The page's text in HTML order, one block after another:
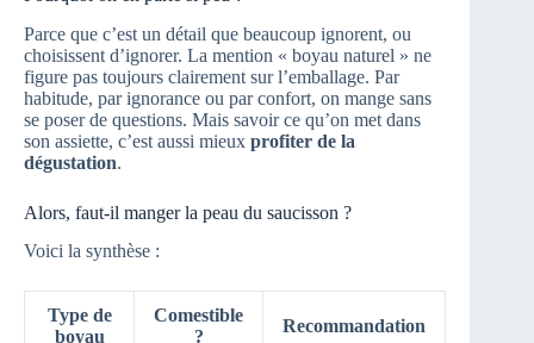
Parce que c’est un détail que beaucoup ignorent, ou
choisissent d’ignorer. La mention « boyau naturel » ne
figure pas toujours clairement sur l’emballage. Par
habitude, par ignorance ou par confort, on mange sans
se poser de questions. Mais savoir ce qu’on met dans
son assiette, c’est aussi mieux profiter de la
dégustation.
Alors, faut-il manger la peau du saucisson ?
Voici la synthèse :
Type de
boyau
Comestible
?
Recommandation